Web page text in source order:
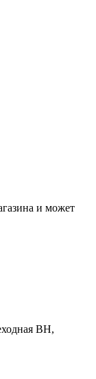
и может
ВН,